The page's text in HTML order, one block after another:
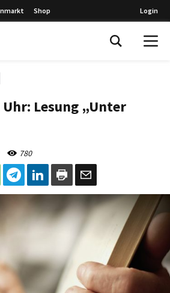
Shop Login
Lesung „Unter
780